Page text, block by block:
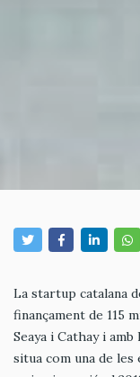
La startup catalana
finançament de 115
Seaya i Cathay i
situa com una de